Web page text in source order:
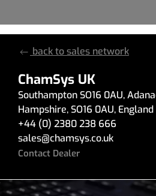
back to sales network
ChamSys UK
Southampton SO16 0AU,
Hampshire,SO16 0AU, England
+44 (0) 2380 238 666
sales@chamsys.co.uk
Contact Dealer